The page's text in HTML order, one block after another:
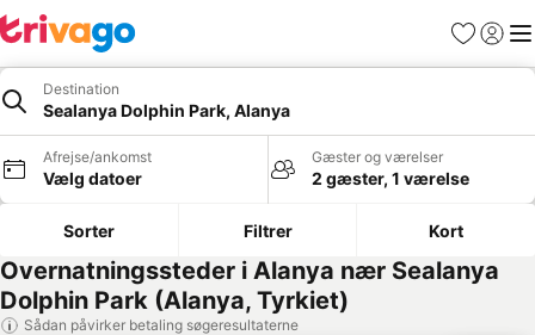
Favoritter
Log ind
Destination
Sealanya Dolphin Park, Alanya
Afrejse/ankomst
Vælg datoer
Gæster og værelser
2 gæster, 1 værelse
Sorter Filtrer Kort
Overnatningssteder i Alanya nær Sealanya
Dolphin Park (Alanya, Tyrkiet)
Sådan påvirker betaling søgeresultaterne